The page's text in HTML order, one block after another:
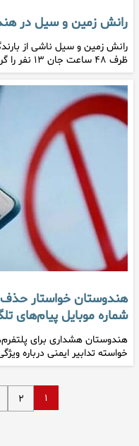
رانش زمین و سیل در هند جان ۱۳
رانش زمین و سیل ناشی از
ظرف ۴۸ ساعت جان ۱۳ نفر را گرفت.
هندوستان خواستار
شماره موبایل پیام‌های
هندوستان هشداری برای
خواسته تدابیر ایمنی درباره
۱ ۲